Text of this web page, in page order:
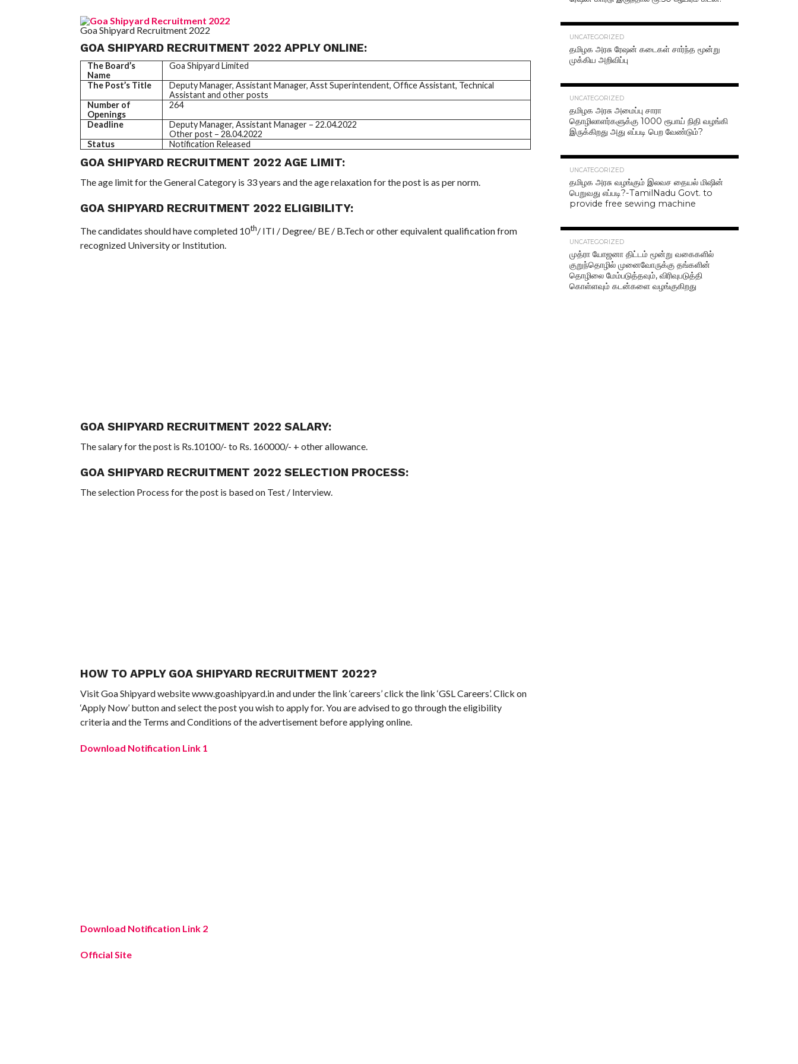
Goa Shipyard Recruitment 2022
GOA SHIPYARD RECRUITMENT 2022 APPLY ONLINE:
The Board’s
Name
Goa Shipyard Limited
The Post’s Title
Deputy Manager, Assistant Manager, Asst Superintendent, Office Assistant, Technical
Assistant and other posts
Number of
Openings
264
Deadline
Deputy Manager, Assistant Manager – 22.04.2022
Other post – 28.04.2022
Status
Notification Released
GOA SHIPYARD RECRUITMENT 2022 AGE LIMIT:
The age limit for the General Category is 33 years and the age relaxation for the post is as per norm.
GOA SHIPYARD RECRUITMENT 2022 ELIGIBILITY:
The candidates should have completed 10th/ ITI / Degree/ BE / B.Tech or other equivalent qualification from
recognized University or Institution.
GOA SHIPYARD RECRUITMENT 2022 SALARY:
The salary for the post is Rs.10100/- to Rs. 160000/- + other allowance.
GOA SHIPYARD RECRUITMENT 2022 SELECTION PROCESS:
The selection Process for the post is based on Test / Interview.
HOW TO APPLY GOA SHIPYARD RECRUITMENT 2022?
Visit Goa Shipyard website www.goashipyard.in and under the link ‘careers’ click the link ‘GSL Careers’. Click on
‘Apply Now’ button and select the post you wish to apply for. You are advised to go through the eligibility
criteria and the Terms and Conditions of the advertisement before applying online.
Download Notification Link 1
Download Notification Link 2
Official Site
UNCATEGORIZED
தமிழக அரசு ரேஷன் கடைகள் சார்ந்த மூன்று
முக்கிய அறிவிப்பு
UNCATEGORIZED
தமிழக அரசு அமைப்பு சாரா
தொழிலாளர்களுக்கு 1000 ரூபாய் நிதி வழங்கி
இருக்கிறது அது எப்படி பெற வேண்டும்?
UNCATEGORIZED
தமிழக அரசு வழங்கும் இலவச தையல் மிஷின்
பெறுவது எப்படி?-TamilNadu Govt. to
provide free sewing machine
UNCATEGORIZED
முத்ரா யோஜனா திட்டம் மூன்று வகைகளில்
குறுந்தொழில் முனைவோருக்கு தங்களின்
தொழிலை மேம்படுத்தவும், விரிவுபடுத்தி
கொள்ளவும் கடன்களை வழங்குகிறது